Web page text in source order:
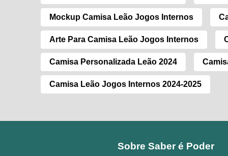
Mockup Camisa Leão Jogos Internos
Arte Para Camisa Leão Jogos Internos
Camisa Personalizada Leão 2024
Camisa Leão Jogos Internos 2024-2025
Sobre Saber é Poder